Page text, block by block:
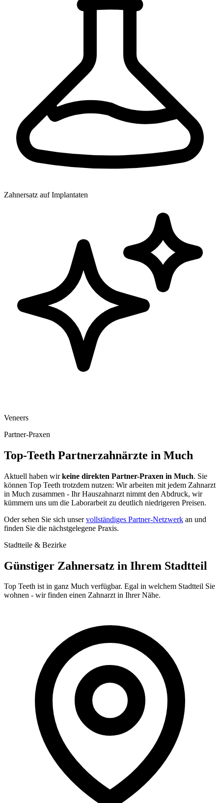
Zahnersatz auf Implantaten
Veneers
Partner-Praxen
Top-Teeth Partnerzahnärzte in Much
Aktuell haben wirkeine direkten Partner-Praxen in Much. Sie
können Top Teeth trotzdem nutzen: Wir arbeiten mit jedem Zahnarzt
in Much zusammen - Ihr Hauszahnarzt nimmt den Abdruck, wir
kümmern uns um die Laborarbeit zu deutlich niedrigeren Preisen.
Oder sehen Sie sich unservollständiges Partner-Netzwerk an und
finden Sie die nächstgelegene Praxis.
Stadtteile & Bezirke
Günstiger Zahnersatz in Ihrem Stadtteil
Top Teeth ist in ganz Much verfügbar. Egal in welchem Stadtteil Sie
wohnen - wir finden einen Zahnarzt in Ihrer Nähe.